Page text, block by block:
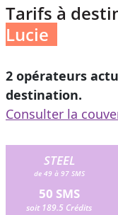
Tarifs à
Lucie
2 opérateurs
destination.
Consulter la
STEEL
de 49 à 97 SMS
50 SMS
soit 189.5 Crédits